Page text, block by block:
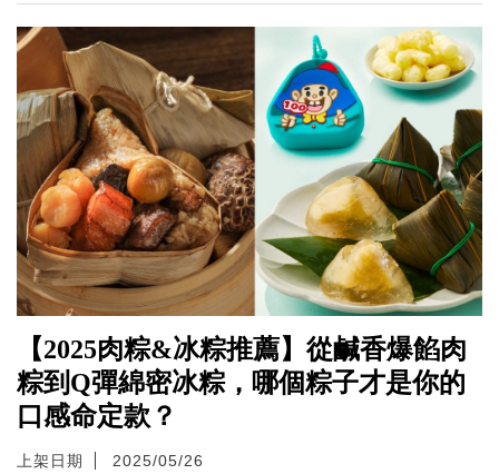
【2025肉粽&冰粽推薦】從鹹香爆餡肉
粽到Q彈綿密冰粽，哪個粽子才是你的
口感命定款？
上架日期 2025/05/26